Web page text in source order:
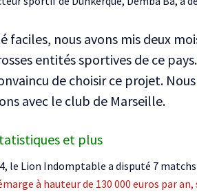
faciles, nous avons mis deux
entités sportives de ce
de choisir ce projet.
avec le club de Marseille.
et plus
le Lion Indomptable a disputé 7
à hauteur de 130 000 euros par an,